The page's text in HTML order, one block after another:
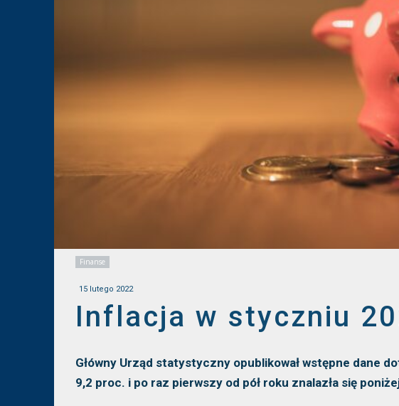
Finanse
15 lutego 2022
Inflacja w styczniu
Główny Urząd statystyczny opublikował wstępne dane
9,2 proc. i po raz pierwszy od pół roku znalazła się